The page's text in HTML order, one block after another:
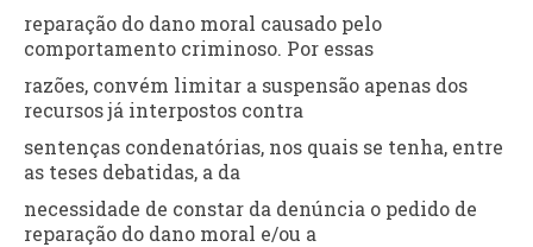
reparação do dano moral causado pelo
comportamento criminoso. Por essas
razões, convém limitar a suspensão apenas dos
recursos já interpostos contra
sentenças condenatórias, nos quais se tenha, entre
as teses debatidas, a da
necessidade de constar da denúncia o pedido de
reparação do dano moral e/ou a